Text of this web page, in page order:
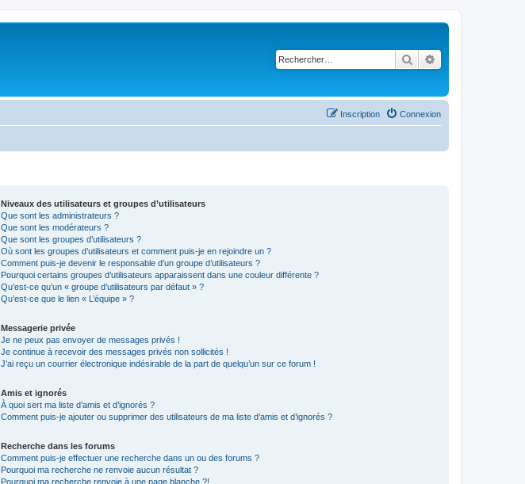
Rechercher
Connexion
Inscription
Niveaux des utilisateurs et groupes d’utilisateurs
Que sont les administrateurs ?
Que sont les modérateurs ?
Que sont les groupes d’utilisateurs ?
Où sont les groupes d’utilisateurs et comment puis-je en rejoindre un ?
Comment puis-je devenir le responsable d’un groupe d’utilisateurs ?
Pourquoi certains groupes d’utilisateurs apparaissent dans une couleur différente ?
Qu’est-ce qu’un « groupe d’utilisateurs par défaut » ?
Qu’est-ce que le lien « L’équipe » ?
Messagerie privée
Je ne peux pas envoyer de messages privés !
Je continue à recevoir des messages privés non sollicités !
J’ai reçu un courrier électronique indésirable de la part de quelqu’un sur ce forum !
Amis et ignorés
À quoi sert ma liste d’amis et d’ignorés ?
Comment puis-je ajouter ou supprimer des utilisateurs de ma liste d’amis et d’ignorés ?
Recherche dans les forums
Comment puis-je effectuer une recherche dans un ou des forums ?
Pourquoi ma recherche ne renvoie aucun résultat ?
Pourquoi ma recherche renvoie à une page blanche ?!